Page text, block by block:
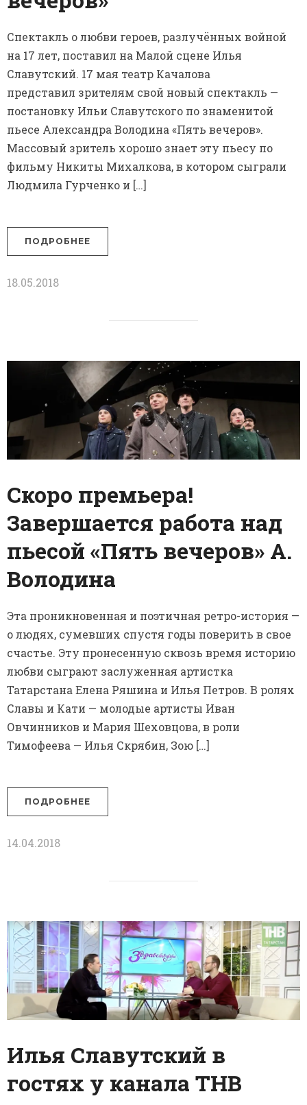
Спектакль о любви героев, разлучённых войной
на 17 лет, поставил на Малой сцене Илья
Славутский. 17 мая театр Качалова
представил зрителям свой новый спектакль —
постановку Ильи Славутского по знаменитой
пьесе Александра Володина «Пять вечеров».
Массовый зритель хорошо знает эту пьесу по
фильму Никиты Михалкова, в котором сыграли
Людмила Гурченко и […]
ПОДРОБНЕЕ
18.05.2018
Скоро премьера!
Завершается работа над
пьесой «Пять вечеров» А.
Володина
Эта проникновенная и поэтичная ретро-история —
о людях, сумевших спустя годы поверить в свое
счастье. Эту пронесенную сквозь время историю
любви сыграют заслуженная артистка
Татарстана Елена Ряшина и Илья Петров. В ролях
Славы и Кати — молодые артисты Иван
Овчинников и Мария Шеховцова, в роли
Тимофеева — Илья Скрябин, Зою […]
ПОДРОБНЕЕ
14.04.2018
Илья Славутский в
гостях у канала ТНВ